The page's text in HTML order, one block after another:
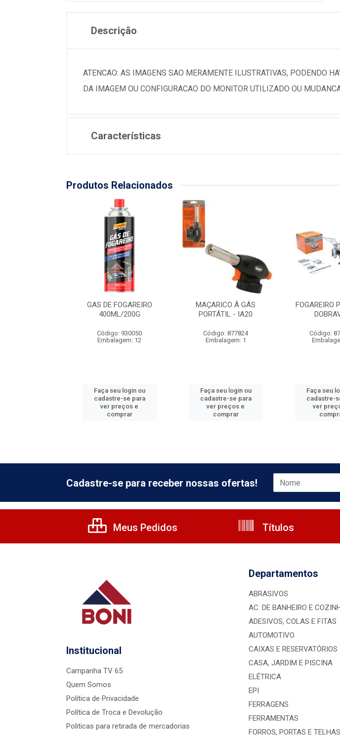
Descrição
ATENCAO: AS IMAGENS SAO MERAMENTE ILUSTRATIVAS, PODENDO
DA IMAGEM OU CONFIGURACAO DO MONITOR UTILIZADO OU
Características
Produtos Relacionados
GAS DE FOGAREIRO
400ML/200G
Código: 930050
Embalagem: 12
Faça seu login ou
cadastre-se para
ver preços e
comprar
MAÇARICO À GÁS
PORTÁTIL - IA20
Código: 877824
Embalagem: 1
Faça seu login ou
cadastre-se para
ver preços e
comprar
FOGAREIRO
Código:
Faça seu
cadastre-
ver
Cadastre-se para receber nossas ofertas!
Meus Pedidos Títulos
Institucional
Campanha TV 65
Quem Somos
Política de Privacidade
Política de Troca e Devolução
Politicas para retirada de mercadorias
Departamentos
ABRASIVOS
AC. DE BANHEIRO E
ADESIVOS, COLAS E FITAS
AUTOMOTIVO
CAIXAS E RESERVATÓRIOS
CASA, JARDIM E PISCINA
ELÉTRICA
EPI
FERRAGENS
FERRAMENTAS
FORROS, PORTAS E TELHAS